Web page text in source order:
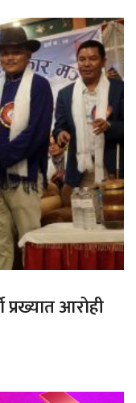
प्रख्यात आरोही